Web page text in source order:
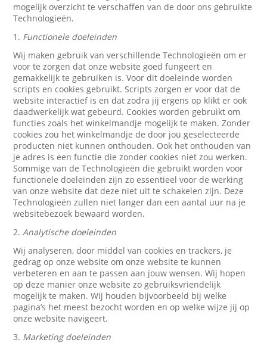
mogelijk overzicht te verschaffen van de door ons gebruikte
Technologieën.
1. Functionele doeleinden
Wij maken gebruik van verschillende Technologieën om er
voor te zorgen dat onze website goed fungeert en
gemakkelijk te gebruiken is. Voor dit doeleinde worden
scripts en cookies gebruikt. Scripts zorgen er voor dat de
website interactief is en dat zodra jij ergens op klikt er ook
daadwerkelijk wat gebeurd. Cookies worden gebruikt om
functies zoals het winkelmandje mogelijk te maken. Zonder
cookies zou het winkelmandje de door jou geselecteerde
producten niet kunnen onthouden. Ook het onthouden van
je adres is een functie die zonder cookies niet zou werken.
Sommige van de Technologieën die gebruikt worden voor
functionele doeleinden zijn zo essentieel voor de werking
van onze website dat deze niet uit te schakelen zijn. Deze
Technologieën zullen niet langer dan een aantal uur na je
websitebezoek bewaard worden.
2.Analytische doeleinden
Wij analyseren, door middel van cookies en trackers, je
gedrag op onze website om onze website te kunnen
verbeteren en aan te passen aan jouw wensen. Wij hopen
op deze manier onze website zo gebruiksvriendelijk
mogelijk te maken. Wij houden bijvoorbeeld bij welke
pagina’s het meest bezocht worden en op welke wijze jij op
onze website navigeert.
3. Marketing doeleinden